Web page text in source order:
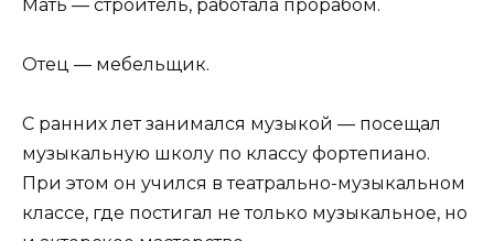
Мать — строитель, работала прорабом.
Отец — мебельщик.
С ранних лет занимался музыкой — посещал
музыкальную школу по классу фортепиано.
При этом он учился в театрально-музыкальном
классе, где постигал не только музыкальное, но